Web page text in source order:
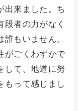
出来ました。ち
者の力がなく
もいません。
がごくわずかで
して、地道に努
もって感じまし